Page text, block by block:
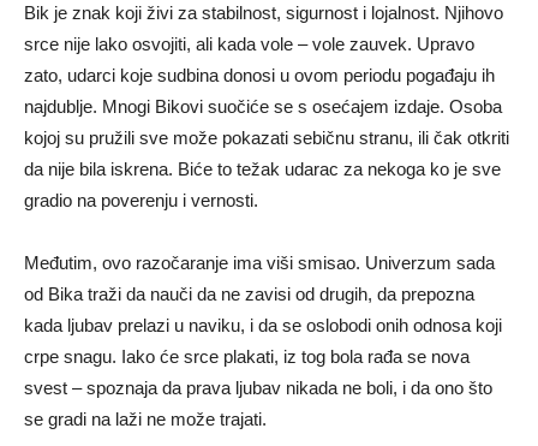
Bik je znak koji živi za stabilnost, sigurnost i lojalnost. Njihovo
srce nije lako osvojiti, ali kada vole – vole zauvek. Upravo
zato, udarci koje sudbina donosi u ovom periodu pogađaju ih
najdublje. Mnogi Bikovi suočiće se s osećajem izdaje. Osoba
kojoj su pružili sve može pokazati sebičnu stranu, ili čak otkriti
da nije bila iskrena. Biće to težak udarac za nekoga ko je sve
gradio na poverenju i vernosti.
Međutim, ovo razočaranje ima viši smisao. Univerzum sada
od Bika traži da nauči da ne zavisi od drugih, da prepozna
kada ljubav prelazi u naviku, i da se oslobodi onih odnosa koji
crpe snagu. Iako će srce plakati, iz tog bola rađa se nova
svest – spoznaja da prava ljubav nikada ne boli, i da ono što
se gradi na laži ne može trajati.